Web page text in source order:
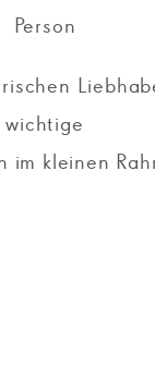
Person
wichtige
im kleinen